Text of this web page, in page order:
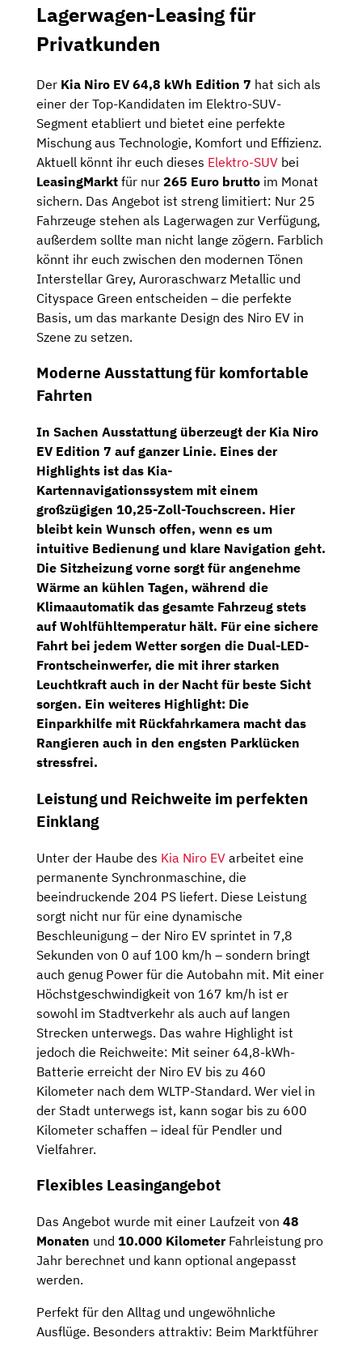
Lagerwagen-Leasing für
Privatkunden
Der Kia Niro EV 64,8 kWh Edition 7 hat sich als
einer der Top-Kandidaten im Elektro-SUV-
Segment etabliert und bietet eine perfekte
Mischung aus Technologie, Komfort und Effizienz.
Aktuell könnt ihr euch dieses Elektro-SUV bei
LeasingMarkt für nur 265 Euro brutto im Monat
sichern. Das Angebot ist streng limitiert: Nur 25
Fahrzeuge stehen als Lagerwagen zur Verfügung,
außerdem sollte man nicht lange zögern. Farblich
könnt ihr euch zwischen den modernen Tönen
Interstellar Grey, Auroraschwarz Metallic und
Cityspace Green entscheiden – die perfekte
Basis, um das markante Design des Niro EV in
Szene zu setzen.
Moderne Ausstattung für komfortable
Fahrten
In Sachen Ausstattung überzeugt der Kia Niro
EV Edition 7 auf ganzer Linie. Eines der
Highlights ist das Kia-
Kartennavigationssystem mit einem
großzügigen 10,25-Zoll-Touchscreen. Hier
bleibt kein Wunsch offen, wenn es um
intuitive Bedienung und klare Navigation geht.
Die Sitzheizung vorne sorgt für angenehme
Wärme an kühlen Tagen, während die
Klimaautomatik das gesamte Fahrzeug stets
auf Wohlfühltemperatur hält. Für eine sichere
Fahrt bei jedem Wetter sorgen die Dual-LED-
Frontscheinwerfer, die mit ihrer starken
Leuchtkraft auch in der Nacht für beste Sicht
sorgen. Ein weiteres Highlight: Die
Einparkhilfe mit Rückfahrkamera macht das
Rangieren auch in den engsten Parklücken
stressfrei.
Leistung und Reichweite im perfekten
Einklang
Unter der Haube des Kia Niro EV arbeitet eine
permanente Synchronmaschine, die
beeindruckende 204 PS liefert. Diese Leistung
sorgt nicht nur für eine dynamische
Beschleunigung – der Niro EV sprintet in 7,8
Sekunden von 0 auf 100 km/h – sondern bringt
auch genug Power für die Autobahn mit. Mit einer
Höchstgeschwindigkeit von 167 km/h ist er
sowohl im Stadtverkehr als auch auf langen
Strecken unterwegs. Das wahre Highlight ist
jedoch die Reichweite: Mit seiner 64,8-kWh-
Batterie erreicht der Niro EV bis zu 460
Kilometer nach dem WLTP-Standard. Wer viel in
der Stadt unterwegs ist, kann sogar bis zu 600
Kilometer schaffen – ideal für Pendler und
Vielfahrer.
Flexibles Leasingangebot
Das Angebot wurde mit einer Laufzeit von 48
Monaten und 10.000 KilometerFahrleistung pro
Jahr berechnet und kann optional angepasst
werden.
Perfekt für den Alltag und ungewöhnliche
Ausflüge. Besonders attraktiv: Beim Marktführer